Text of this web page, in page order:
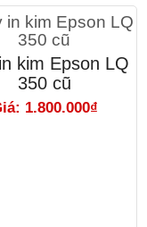
kim Epson LQ
350 cũ
1.800.000₫